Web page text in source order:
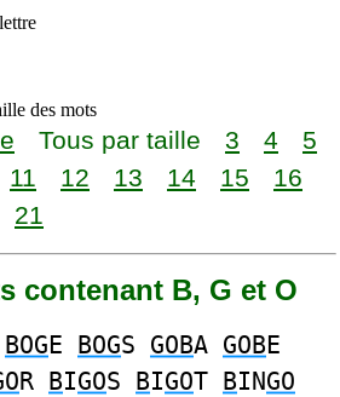
des mots
Tous par taille 3 4
5
11 12 13 14 15
16
21
contenant B, G et O
BOGE BOGS GOBA GOBE
R BIGOS BIGOT BINGO